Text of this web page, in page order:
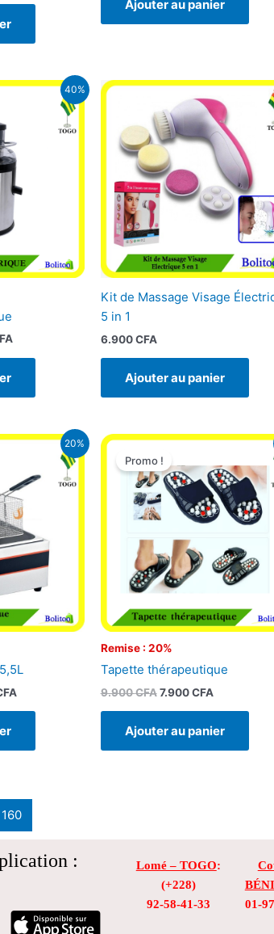
Ajouter au panier
40%
Le
16.500 CFA.
Kit de Massage Visage
5 in 1
6.900CFA
Ajouter au panier
20%
Le
est :
40.000 CFA.
Remise : 20%
Promo !
Tapette thérapeutique
9.900CFA
Le
initial
était :
9.900 CFA.
7.900CFA
Le
actuel
est :
7.900 CFA.
Ajouter au panier
160
: Lomé – TOGO:
(+228)
92-58-41-33
01-